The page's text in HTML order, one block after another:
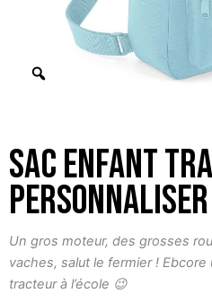
Sac enfant
personnaliser
Un gros moteur, des grosses
vaches, salut le fermier !
tracteur à l’école 😉